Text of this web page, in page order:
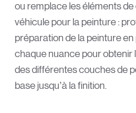
ou remplace les éléments
véhicule pour la peinture :
préparation de la peinture
chaque nuance pour obtenir
des différentes couches de
base jusqu’à la finition.